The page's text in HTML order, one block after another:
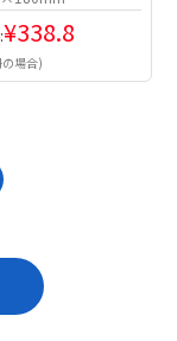
¥338.8
場合)